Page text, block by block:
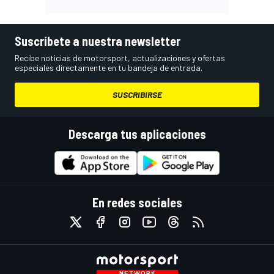
Suscríbete a nuestra newsletter
Recibe noticias de motorsport, actualizaciones y ofertas
especiales directamente en tu bandeja de entrada.
SUSCRIBIRSE
Descarga tus aplicaciones
En redes sociales